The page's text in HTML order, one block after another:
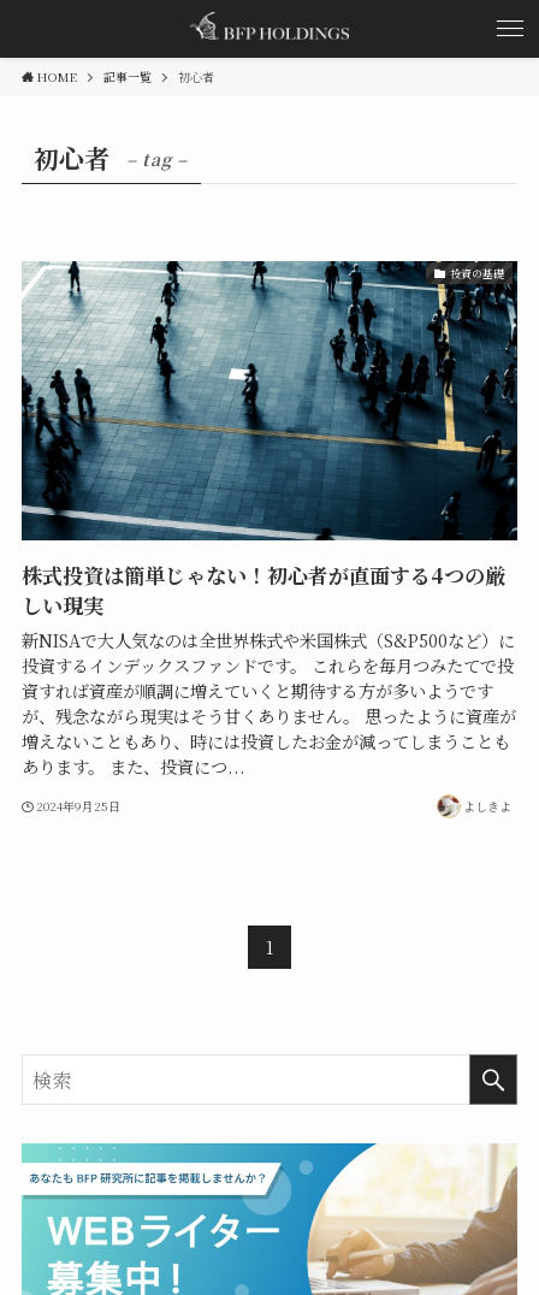
HOME 記事一覧 初心者
初心者 – tag –
投資の基礎
株式投資は簡単じゃない！初心者が直面する4つの厳
しい現実
新NISAで大人気なのは全世界株式や米国株式（S&P500など）に
投資するインデックスファンドです。 これらを毎月つみたてで投
資すれば資産が順調に増えていくと期待する方が多いようです
が、残念ながら現実はそう甘くありません。 思ったように資産が
増えないこともあり、時には投資したお金が減ってしまうことも
あります。 また、投資につ...
2024年9月25日 よしきよ
1